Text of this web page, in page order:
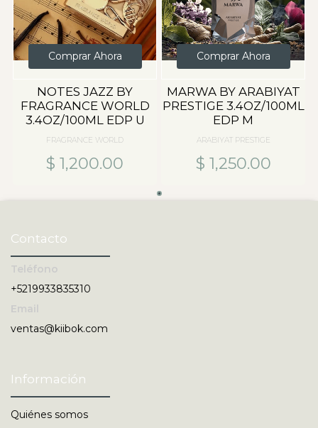
Comprar Ahora
NOTES JAZZ BY
FRAGRANCE WORLD
3.4OZ/100ML EDP U
FRAGRANCE WORLD
$ 1,200.00
Comprar Ahora
MARWA BY ARABIYAT
PRESTIGE 3.4OZ/100ML
EDP M
ARABIYAT PRESTIGE
$ 1,250.00
Contacto
+5219933835310
ventas@kiibok.com
Información
Quiénes somos